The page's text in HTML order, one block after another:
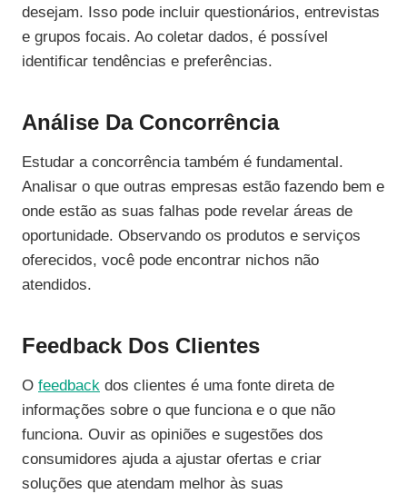
desejam. Isso pode incluir questionários, entrevistas
e grupos focais. Ao coletar dados, é possível
identificar tendências e preferências.
Análise Da Concorrência
Estudar a concorrência também é fundamental.
Analisar o que outras empresas estão fazendo bem e
onde estão as suas falhas pode revelar áreas de
oportunidade. Observando os produtos e serviços
oferecidos, você pode encontrar nichos não
atendidos.
Feedback Dos Clientes
O feedback dos clientes é uma fonte direta de
informações sobre o que funciona e o que não
funciona. Ouvir as opiniões e sugestões dos
consumidores ajuda a ajustar ofertas e criar
soluções que atendam melhor às suas